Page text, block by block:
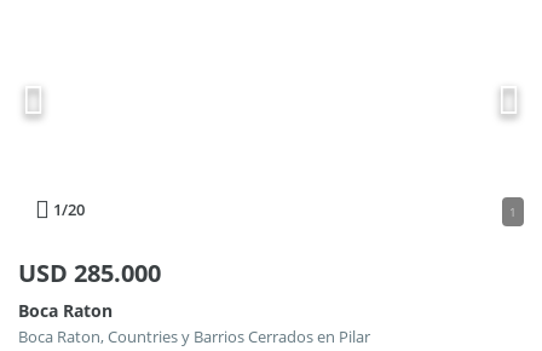
1/20 1
USD 285.000
Boca Raton
Boca Raton, Countries y Barrios Cerrados en Pilar